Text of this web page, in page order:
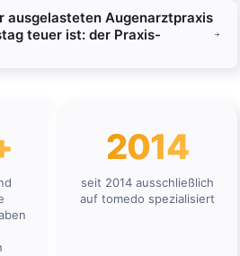
ausgelasteten Augenarztpraxis
teuer ist: der Praxis-
2014
seit 2014 ausschließlich
auf tomedo spezialisiert